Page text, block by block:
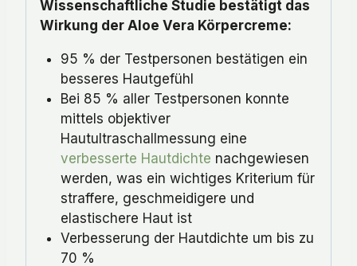
Wissenschaftliche Studie bestätigt das
Wirkung der Aloe Vera Körpercreme:
95 % der Testpersonen bestätigen ein
besseres Hautgefühl
Bei 85 % aller Testpersonen konnte
mittels objektiver
Hautultraschallmessung eine
verbesserte Hautdichte nachgewiesen
werden, was ein wichtiges Kriterium für
straffere, geschmeidigere und
elastischere Haut ist
Verbesserung der Hautdichte um bis zu
70 %